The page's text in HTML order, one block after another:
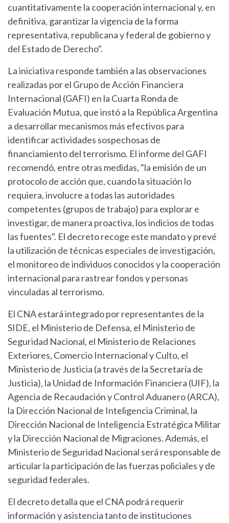
cuantitativamente la cooperación internacional y, en
definitiva, garantizar la vigencia de la forma
representativa, republicana y federal de gobierno y
del Estado de Derecho".
La iniciativa responde también a las observaciones
realizadas por el Grupo de Acción Financiera
Internacional (GAFI) en la Cuarta Ronda de
Evaluación Mutua, que instó a la República Argentina
a desarrollar mecanismos más efectivos para
identificar actividades sospechosas de
financiamiento del terrorismo. El informe del GAFI
recomendó, entre otras medidas, "la emisión de un
protocolo de acción que, cuando la situación lo
requiera, involucre a todas las autoridades
competentes (grupos de trabajo) para explorar e
investigar, de manera proactiva, los indicios de todas
las fuentes". El decreto recoge este mandato y prevé
la utilización de técnicas especiales de investigación,
el monitoreo de individuos conocidos y la cooperación
internacional para rastrear fondos y personas
vinculadas al terrorismo.
El CNA estará integrado por representantes de la
SIDE, el Ministerio de Defensa, el Ministerio de
Seguridad Nacional, el Ministerio de Relaciones
Exteriores, Comercio Internacional y Culto, el
Ministerio de Justicia (a través de la Secretaría de
Justicia), la Unidad de Información Financiera (UIF), la
Agencia de Recaudación y Control Aduanero (ARCA),
la Dirección Nacional de Inteligencia Criminal, la
Dirección Nacional de Inteligencia Estratégica Militar
y la Dirección Nacional de Migraciones. Además, el
Ministerio de Seguridad Nacional será responsable de
articular la participación de las fuerzas policiales y de
seguridad federales.
El decreto detalla que el CNA podrá requerir
información y asistencia tanto de instituciones